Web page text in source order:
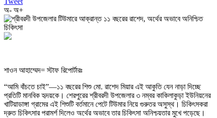
অ- অ+
শাওন আহাম্মেদ= স্টাফ রিপোর্টারঃ
“আমি বাঁচতে চাই”—১১ বছরের শিশু মো. রাশেদ মিয়ার এই আকুতি যেন নাড়া দিচ্ছে
প্রতিটি মানবিক হৃদয়কে। শেরপুরের শ্রীবরদী উপজেলার ৩ নম্বর কাকিলাকুড়া ইউনিয়নের
খাটিয়াডাঙ্গা গ্রামের এই শিশুটি বর্তমানে পেটে টিউমার নিয়ে গুরুতর অসুস্থ। চিকিৎসকরা
দ্রুত চিকিৎসার পরামর্শ দিলেও অর্থের অভাবে তার চিকিৎসা অনিশ্চয়তার মুখে পড়েছে।